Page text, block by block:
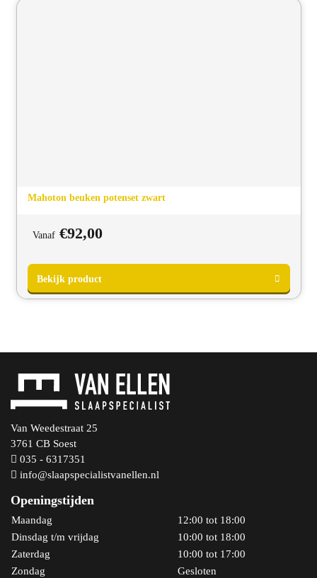
Bekijk product
Mahoton beuken potenset zwart
Vanaf €92,00
Van Weedestraat 25
3761 CB Soest
035 - 6317351
info@slaapspecialistvanellen.nl
Openingstijden
Maandag
12:00 tot 18:00
Dinsdag t/m vrijdag
10:00 tot 18:00
Zaterdag
10:00 tot 17:00
Zondag
Gesloten